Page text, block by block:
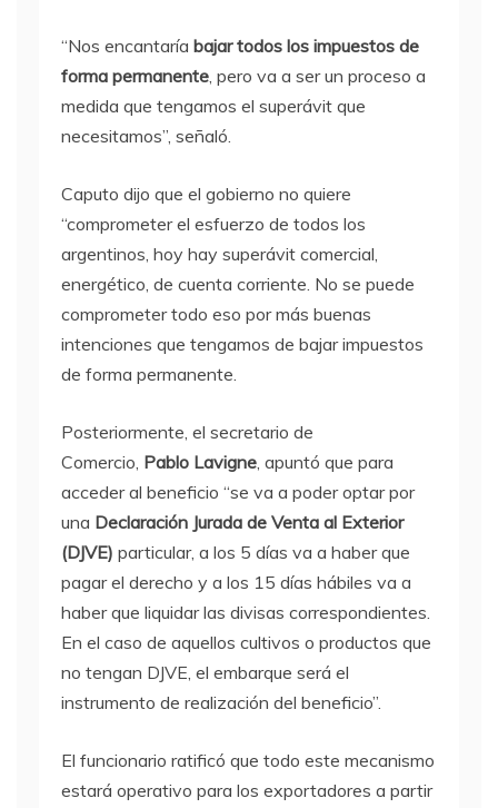
“Nos encantaría bajar todos los impuestos de
forma permanente, pero va a ser un proceso a
medida que tengamos el superávit que
necesitamos”, señaló.
Caputo dijo que el gobierno no quiere
“comprometer el esfuerzo de todos los
argentinos, hoy hay superávit comercial,
energético, de cuenta corriente. No se puede
comprometer todo eso por más buenas
intenciones que tengamos de bajar impuestos
de forma permanente.
Posteriormente, el secretario de
Comercio, Pablo Lavigne, apuntó que para
acceder al beneficio “se va a poder optar por
una Declaración Jurada de Venta al Exterior
(DJVE) particular, a los 5 días va a haber que
pagar el derecho y a los 15 días hábiles va a
haber que liquidar las divisas correspondientes.
En el caso de aquellos cultivos o productos que
no tengan DJVE, el embarque será el
instrumento de realización del beneficio”.
El funcionario ratificó que todo este mecanismo
estará operativo para los exportadores a partir